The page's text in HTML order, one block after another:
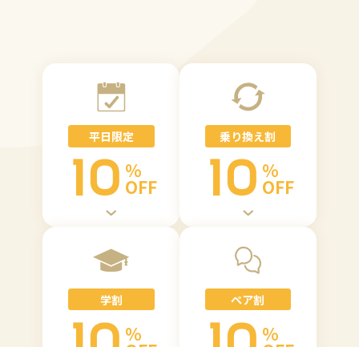
平日限定
10 %
OFF
乗り換え割
10 %
OFF
学割
%
ペア割
%